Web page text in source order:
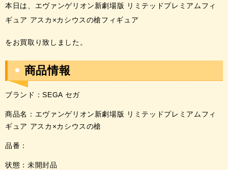
本日は、エヴァンゲリオン新劇場版 リミテッドプレミアムフィ
ギュア アスカ×カシウスの槍フィギュア
をお買取 り致しました。
商品情報
ブランド：SEGA セガ
商品名：エヴァンゲリオン新劇場版 リミテッドプレミアムフィ
ギュア アスカ×カシウスの槍
品番：
状態：未開封品